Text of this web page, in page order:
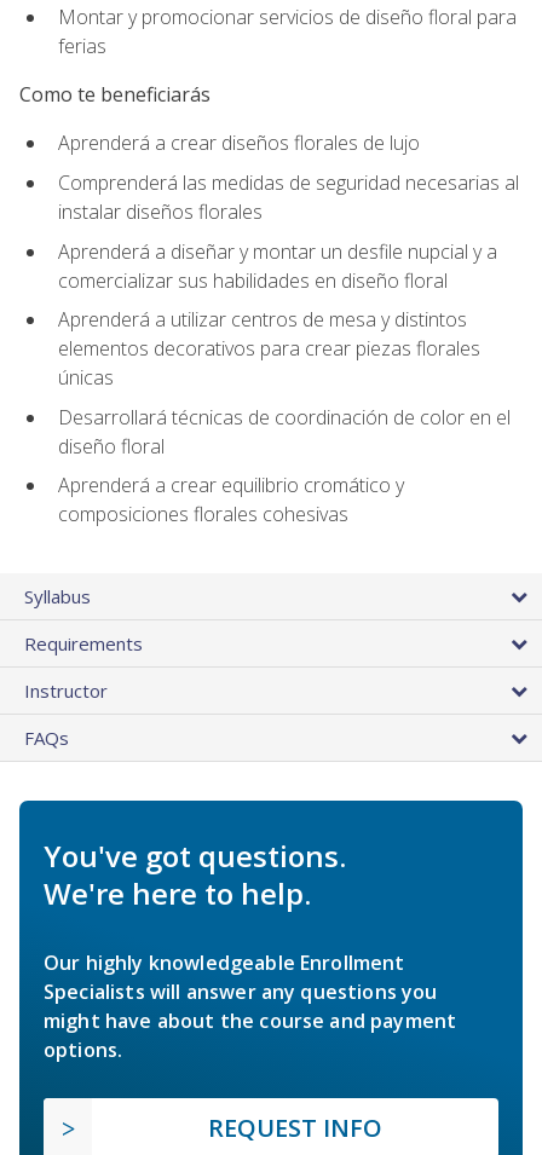
Montar y promocionar servicios de diseño floral para
ferias
Como te beneficiarás
Aprenderá a crear diseños florales de lujo
Comprenderá las medidas de seguridad necesarias al
instalar diseños florales
Aprenderá a diseñar y montar un desfile nupcial y a
comercializar sus habilidades en diseño floral
Aprenderá a utilizar centros de mesa y distintos
elementos decorativos para crear piezas florales
únicas
Desarrollará técnicas de coordinación de color en el
diseño floral
Aprenderá a crear equilibrio cromático y
composiciones florales cohesivas
Syllabus
Requirements
Instructor
FAQs
You've got questions.
We're here to help.
Our highly knowledgeable Enrollment
Specialists will answer any questions you
might have about the course and payment
options.
REQUEST INFO